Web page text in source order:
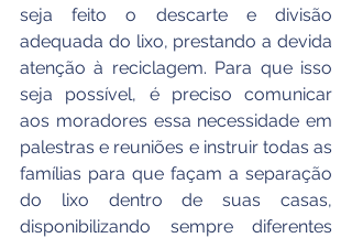
seja feito o descarte e divisão
adequada do lixo, prestando a devida
atenção à reciclagem. Para que isso
seja possível, é preciso comunicar
aos moradores essa necessidade em
palestras e reuniões e instruir todas as
famílias para que façam a separação
do lixo dentro de suas casas,
disponibilizando sempre diferentes